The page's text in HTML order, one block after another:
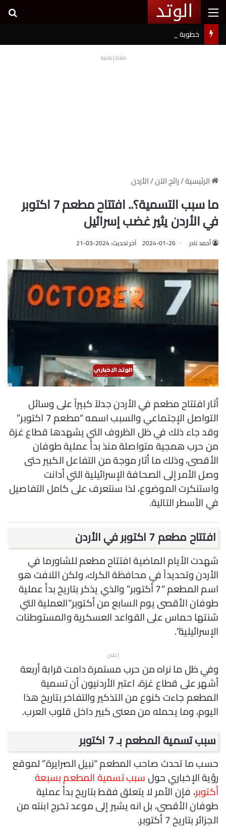
القائمة
مادة إعلانية
الرئيسية/رائج الآن/الأردن
ما سبب التسمية؟.. افتتاح مطعم 7 اكتوبر
في الأردن يثير غضب إسرائيل
أحمد نادر 2024-01-26 آخر تحديث: 2024-03-21
أثار افتتاح مطعم في الأردن جدلاً كبيراً على وسائل
التواصل الإجتماعي والسبب اسمه “مطعم 7 اكتوبر”
وقد جاء ذلك في ظل الظروف التي يشهدها قطاع غزة
من حرب همجية متواصلة منذ بدأ عملية طوفان
الأقصى، وذلك ما أثار موجة من التفاعل الكبير حتى
وصل الأمر إلى الصحافة الإسرائيلية التي أدانت
واستنكرت الموضوع، لذا سنتعرف على كامل التفاصيل
في الأسطر التالية.
افتتاح مطعم 7 اكتوبر في الأردن
شهدت الأيام الماضية افتتاح مطعم للشاورما في
الأردن وتحديداً في محافظة الكرك، ولكن اللافت هو
اسم المطعم “7 أكتوبر” والذي يذكر بتاريخ بدأ عملية
طوفان الأقصى يوم السابع من أكتوبر”العملية التي
شنتها حماس على القواعد العسكرية والمستوطنات
الإسرائيلية”.
إعلان
وفي ظل ما نراه من حرب مستمرة دامت قرابة أربعة
أشهر على قطاع غزة، اعتبر الأردنيون أن تسمية
المطعم جاءت كنوع من التذكير والتفاخر بتاريخ هذا
اليوم، وما يحمله من معنى كبير داخل قلوب العرب.
سبب تسمية المطعم بـ 7 اكتوبر
حسب ما تحدث صاحب المطعم “نبيل الصرايرة” لموقع
رؤية الإخباري حولسبب تسمية المطعم بسبعة
أكتوبر، فإن الأمر لا يتعلق فقط بتاريخ بدأ عملية
طوفان الأقصى، بل انه يشير إلى موعد تخرج ابنته من
الجزائر بتاريخ 7 أكتوبر.